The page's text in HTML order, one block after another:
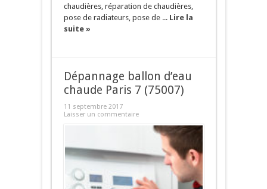
chaudières, réparation de chaudières,
pose de radiateurs, pose de ... Lire la
suite »
Dépannage ballon d’eau
chaude Paris 7 (75007)
11 septembre 2017
Laisser un commentaire